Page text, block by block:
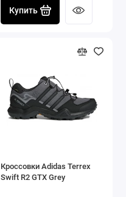
Купить
Кроссовки Adidas Terrex
Swift R2 GTX Grey